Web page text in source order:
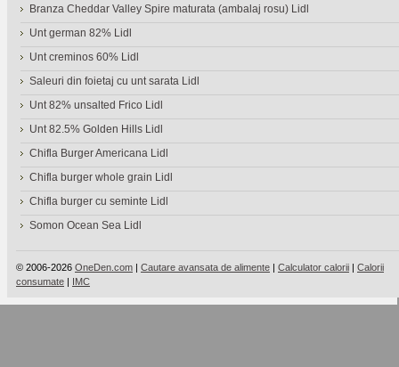
Branza Cheddar Valley Spire maturata (ambalaj rosu) Lidl
Unt german 82% Lidl
Unt creminos 60% Lidl
Saleuri din foietaj cu unt sarata Lidl
Unt 82% unsalted Frico Lidl
Unt 82.5% Golden Hills Lidl
Chifla Burger Americana Lidl
Chifla burger whole grain Lidl
Chifla burger cu seminte Lidl
Somon Ocean Sea Lidl
© 2006-2026 OneDen.com | Cautare avansata de alimente | Calculator calorii | Calorii
consumate | IMC